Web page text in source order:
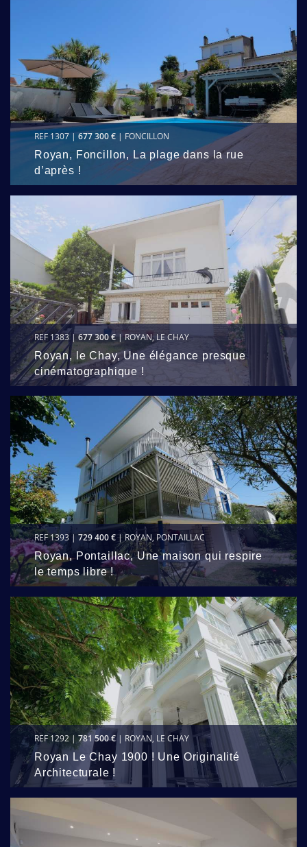
REF 1307 | 677 300 € | FONCILLON
Royan, Foncillon, La plage dans la rue
d’après !
REF 1383 |677 300 €| ROYAN, LE CHAY
Royan, le Chay, Une élégance presque
cinématographique !
REF 1393 | 729 400 €| ROYAN, PONTAILLAC
Royan, Pontaillac, Une maison qui respire
le temps libre !
REF 1292 |781 500 €| ROYAN, LE CHAY
Royan Le Chay 1900 ! Une Originalité
Architecturale !